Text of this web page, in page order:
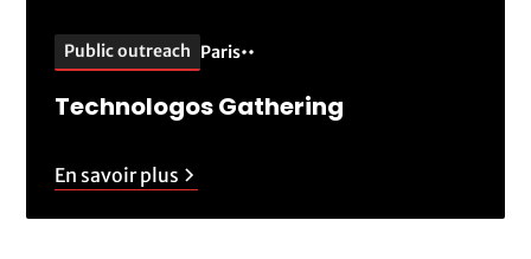
Public outreach Paris••
Technologos Gathering
En savoir plus